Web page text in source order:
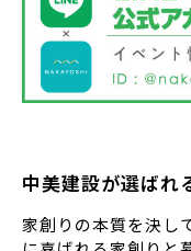
中美建設が選ばれ
家創りの本質を決し